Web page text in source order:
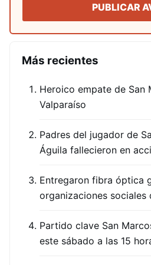
PUBLICAR
Más recientes
Heroico empate de San
Valparaíso
Padres del jugador de
Águila fallecieron en
Entregaron fibra óptica
organizaciones sociales
Partido clave San
este sábado a las 15